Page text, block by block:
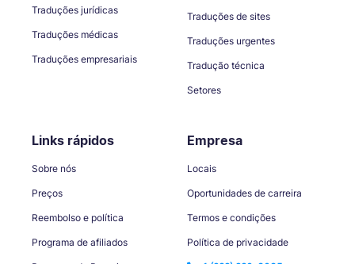
Traduções jurídicas
Traduções médicas
Traduções empresariais
Traduções de sites
Traduções urgentes
Tradução técnica
Setores
Links rápidos
Sobre nós
Preços
Reembolso e política
Programa de afiliados
Empresa
Locais
Oportunidades de carreira
Termos e condições
Política de privacidade